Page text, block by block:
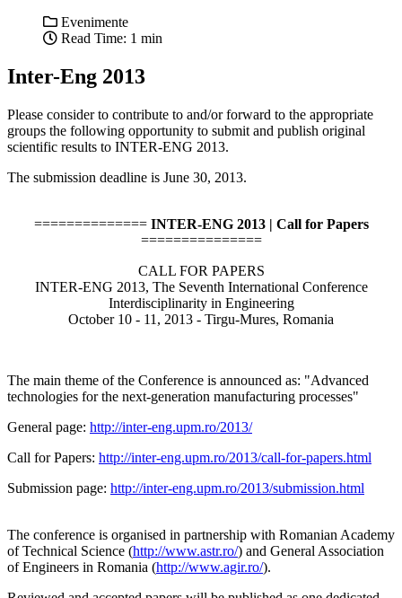
Evenimente
Read Time: 1 min
Inter-Eng 2013
Please consider to contribute to and/or forward to the appropriate
groups the following opportunity to submit and publish original
scientific results to INTER-ENG 2013.
The submission deadline is June 30, 2013.
============== INTER-ENG 2013 | Call for Papers
===============
CALL FOR PAPERS
INTER-ENG 2013, The Seventh International Conference
Interdisciplinarity in Engineering
October 10 - 11, 2013 - Tirgu-Mures, Romania
The main theme of the Conference is announced as: "Advanced
technologies for the next-generation manufacturing processes"
General page: http://inter-eng.upm.ro/2013/
Call for Papers: http://inter-eng.upm.ro/2013/call-for-papers.html
Submission page: http://inter-eng.upm.ro/2013/submission.html
The conference is organised in partnership with Romanian Academy
of Technical Science (http://www.astr.ro/) and General Association
of Engineers in Romania (http://www.agir.ro/).